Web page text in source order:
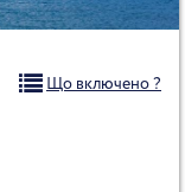
Що включено ?